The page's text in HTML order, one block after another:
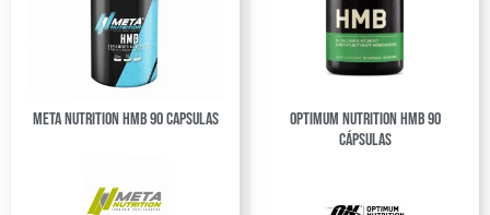
Meta Nutrition HMB 90 Capsulas
Optimum Nutrition HMB 90
Cápsulas